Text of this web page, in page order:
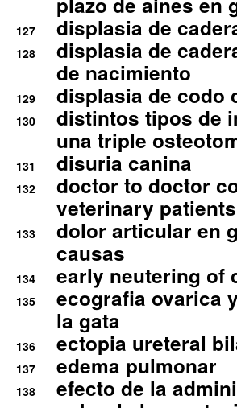
127 displasia de
128
displasia de
de nacimiento
129 displasia de codo
130
distintos tipos de
una triple
131 disuria canina
132
doctor to doctor
veterinary patients
133
dolor articular en
causas
134 early neutering of
135
ecografia ovarica
la gata
136 ectopia ureteral
137 edema pulmonar
138
efecto de la